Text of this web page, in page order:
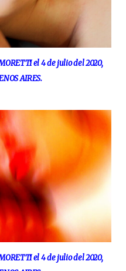
el 4 de julio del 2020,
AIRES.
el 4 de julio del 2020,